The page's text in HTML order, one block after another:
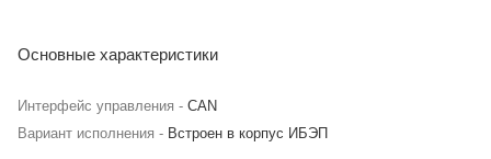
Основные характеристики
Интерфейс управления - CAN
Вариант исполнения - Встроен в корпус ИБЭП